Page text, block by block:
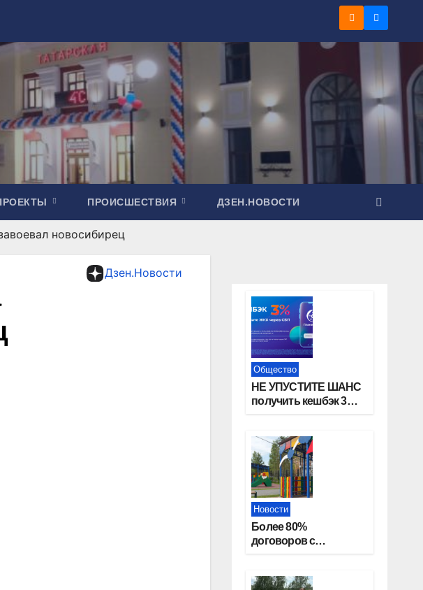
ПРОИСШЕСТВИЯ ДЗЕН.НОВОСТИ
новосибирец
Дзен.Новости
Общество
НЕ УПУСТИТЕ ШАНС
получить кешбэк 3%
Новости
Более 80%
договоров с
Новосибирской